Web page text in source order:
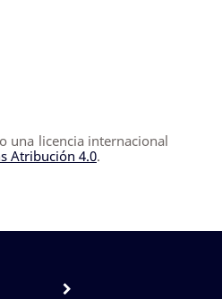
una licencia internacional
Atribución 4.0.